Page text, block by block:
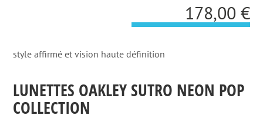
178,00 €
style affirmé et vision haute définition
LUNETTES OAKLEY SUTRO NEON POP
COLLECTION